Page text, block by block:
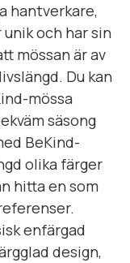
hantverkare,
och har sin
mössan är av
Du kan
mössa
säsong
BeKind-
olika färger
hitta en som
enfärgad
design,